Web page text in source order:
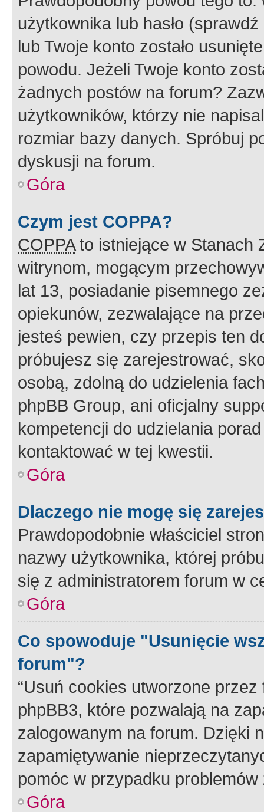
użytkownika lub hasło
lub Twoje konto zostało
powodu. Jeżeli Twoje konto
żadnych postów na forum?
użytkowników, którzy nie
rozmiar bazy danych. Spróbuj
dyskusji na forum.
Góra
Czym jest COPPA?
COPPAto istniejące w Stanach
witrynom, mogącym
lat 13, posiadanie pisemnego
opiekunów, zezwalające na
jesteś pewien, czy przepis ten
próbujesz się zarejestrować,
osobą, zdolną do udzielenia
phpBB Group, ani oficjalny
kompetencji do udzielania
kontaktować w tej kwestii.
Góra
Dlaczego nie mogę się
Prawdopodobnie właściciel
nazwy użytkownika, której
się z administratorem forum w
Góra
Co spowoduje "Usunięcie
forum"?
“Usuń cookies utworzone
phpBB3, które pozwalają na
zalogowanym na forum. Dzięki
zapamiętywanie
pomóc w przypadku
Góra